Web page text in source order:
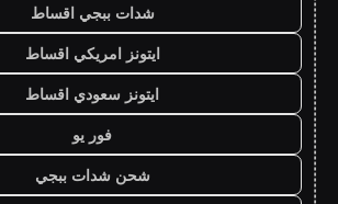
شدات ببجي اقساط
ايتونز امريكي اقساط
ايتونز سعودي اقساط
فور يو
شحن شدات ببجي